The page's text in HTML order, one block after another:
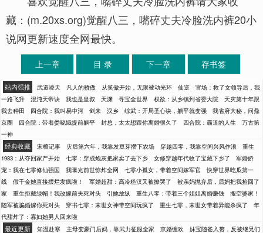
藏：(m.20xs.org)觉醒八三，嘴碎丈夫冷脸洗内裤20小
说网更新速度全网最快。
上一章 目 录 下一章 存书签
站内强推 武道凌天 凡人的骄傲 从笑傲开始，无限被动光环 仙逆
官场：救了女领导后，我
一路飞升
混沌天帝诀 我也是皇叔 天渊 寻宝全世界 权欲：从乡镇到省委大院
天灾第十年跟
我去种田
四合院：我叫易中河 剑来 汉乡 综武：开局圣心诀，躺平就变强
我省府大秘，问鼎
京圈
四合院：带着娄晓娥提前躺平 封总，太太想跟你离婚很久了 四合院：霸道的人生
万古第
一神
经典收藏 宋檀记事 灾后第六年，我靠发豆芽攒下农场 穿越四零，我靠空间兴风作浪
重生
1983：从夺回家产开始
七零：穿成炮灰把家卖了去下乡 女修穿越年代收了宝藏下乡了
军婚娇
宠：我在七零修仙强国
我曝光前世惊炸全网 七零小孤女，带着空间嫁军官
快穿世界吃瓜第一
线
假千金她直接摆烂发疯啦！ 军婚超甜：高冷糙汉又被撩哭了
被亲妈抛弃后，后妈把我捡回了
家
重生拒戴绿帽！我改嫁前夫死对头 引她放纵 重生八零：带着三个姐姐离婚赚钱
搬空婆家！
随军被骗婚嫁你死对头
穿书七零：末世女神带空间玩疯了 重生七零，末世女带着异能杀疯了
年
代甜炸了：寡妇她男人回来啦
最近更新 知温赴寒 主母变豪门后妈，靠武力征服全家 京婚缠欢 妹宝随爸入赘，反被继兄们